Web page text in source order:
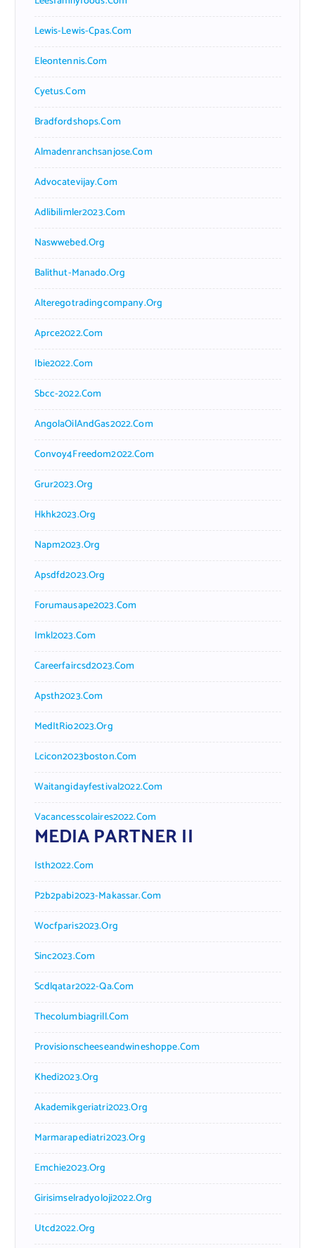
Lewis-Lewis-Cpas.com
Eleontennis.com
Cyetus.com
Bradfordshops.com
Almadenranchsanjose.com
Advocatevijay.com
Adlibilimler2023.com
Naswwebed.org
Balithut-Manado.org
Alteregotradingcompany.org
Aprce2022.com
Ibie2022.com
Sbcc-2022.com
AngolaOilAndGas2022.com
Convoy4Freedom2022.com
Grur2023.org
Hkhk2023.org
Napm2023.org
Apsdfd2023.org
Forumausape2023.com
Imkl2023.com
Careerfaircsd2023.com
Apsth2023.com
MedItRio2023.org
Lcicon2023boston.com
Waitangidayfestival2022.com
Vacancesscolaires2022.com
MEDIA PARTNER II
Isth2022.com
P2b2pabi2023-Makassar.com
Wocfparis2023.org
Sinc2023.com
Scdlqatar2022-Qa.com
Thecolumbiagrill.com
Provisionscheeseandwineshoppe.com
Khedi2023.org
Akademikgeriatri2023.org
Marmarapediatri2023.org
Emchie2023.org
Girisimselradyoloji2022.org
Utcd2022.org